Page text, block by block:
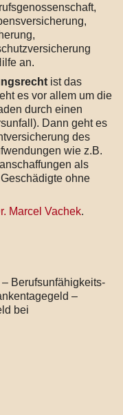
an.
ist das
es vor allem um die
durch einen
Dann geht es
des
wie z.B.
als
ohne
Marcel Vachek.
Berufsunfähigkeits-
–
bei